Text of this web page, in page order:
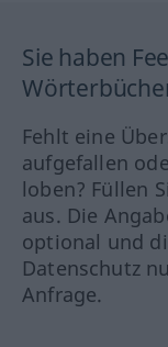
Sie haben
Fehlt eine
aufgefallen
loben? Füllen
aus. Die
optional und
Datenschutz
Anfrage.